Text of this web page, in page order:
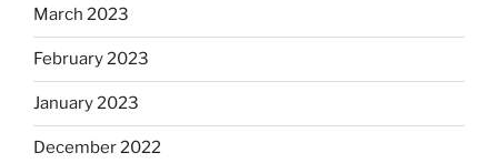
March 2023
February 2023
January 2023
December 2022